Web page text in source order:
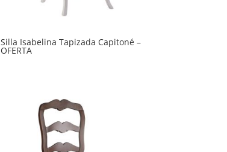
Silla Isabelina Tapizada Capitoné –
OFERTA